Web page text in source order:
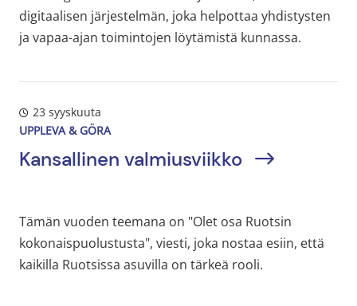
digitaalisen järjestelmän, joka helpottaa yhdistysten
ja vapaa-ajan toimintojen löytämistä kunnassa.
23 syyskuuta
UPPLEVA & GÖRA
Kansallinen valmiusviikko
Tämän vuoden teemana on "Olet osa Ruotsin
kokonaispuolustusta", viesti, joka nostaa esiin, että
kaikilla Ruotsissa asuvilla on tärkeä rooli.